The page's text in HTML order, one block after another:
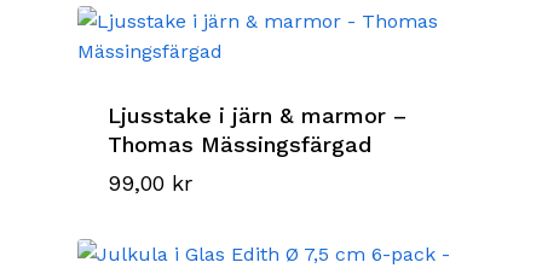
Ljusstake i järn & marmor –
Thomas Mässingsfärgad
99,00 kr